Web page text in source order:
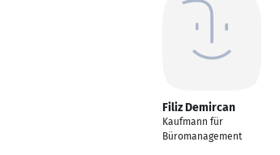
Filiz Demircan
Kaufmann für
Büromanagement